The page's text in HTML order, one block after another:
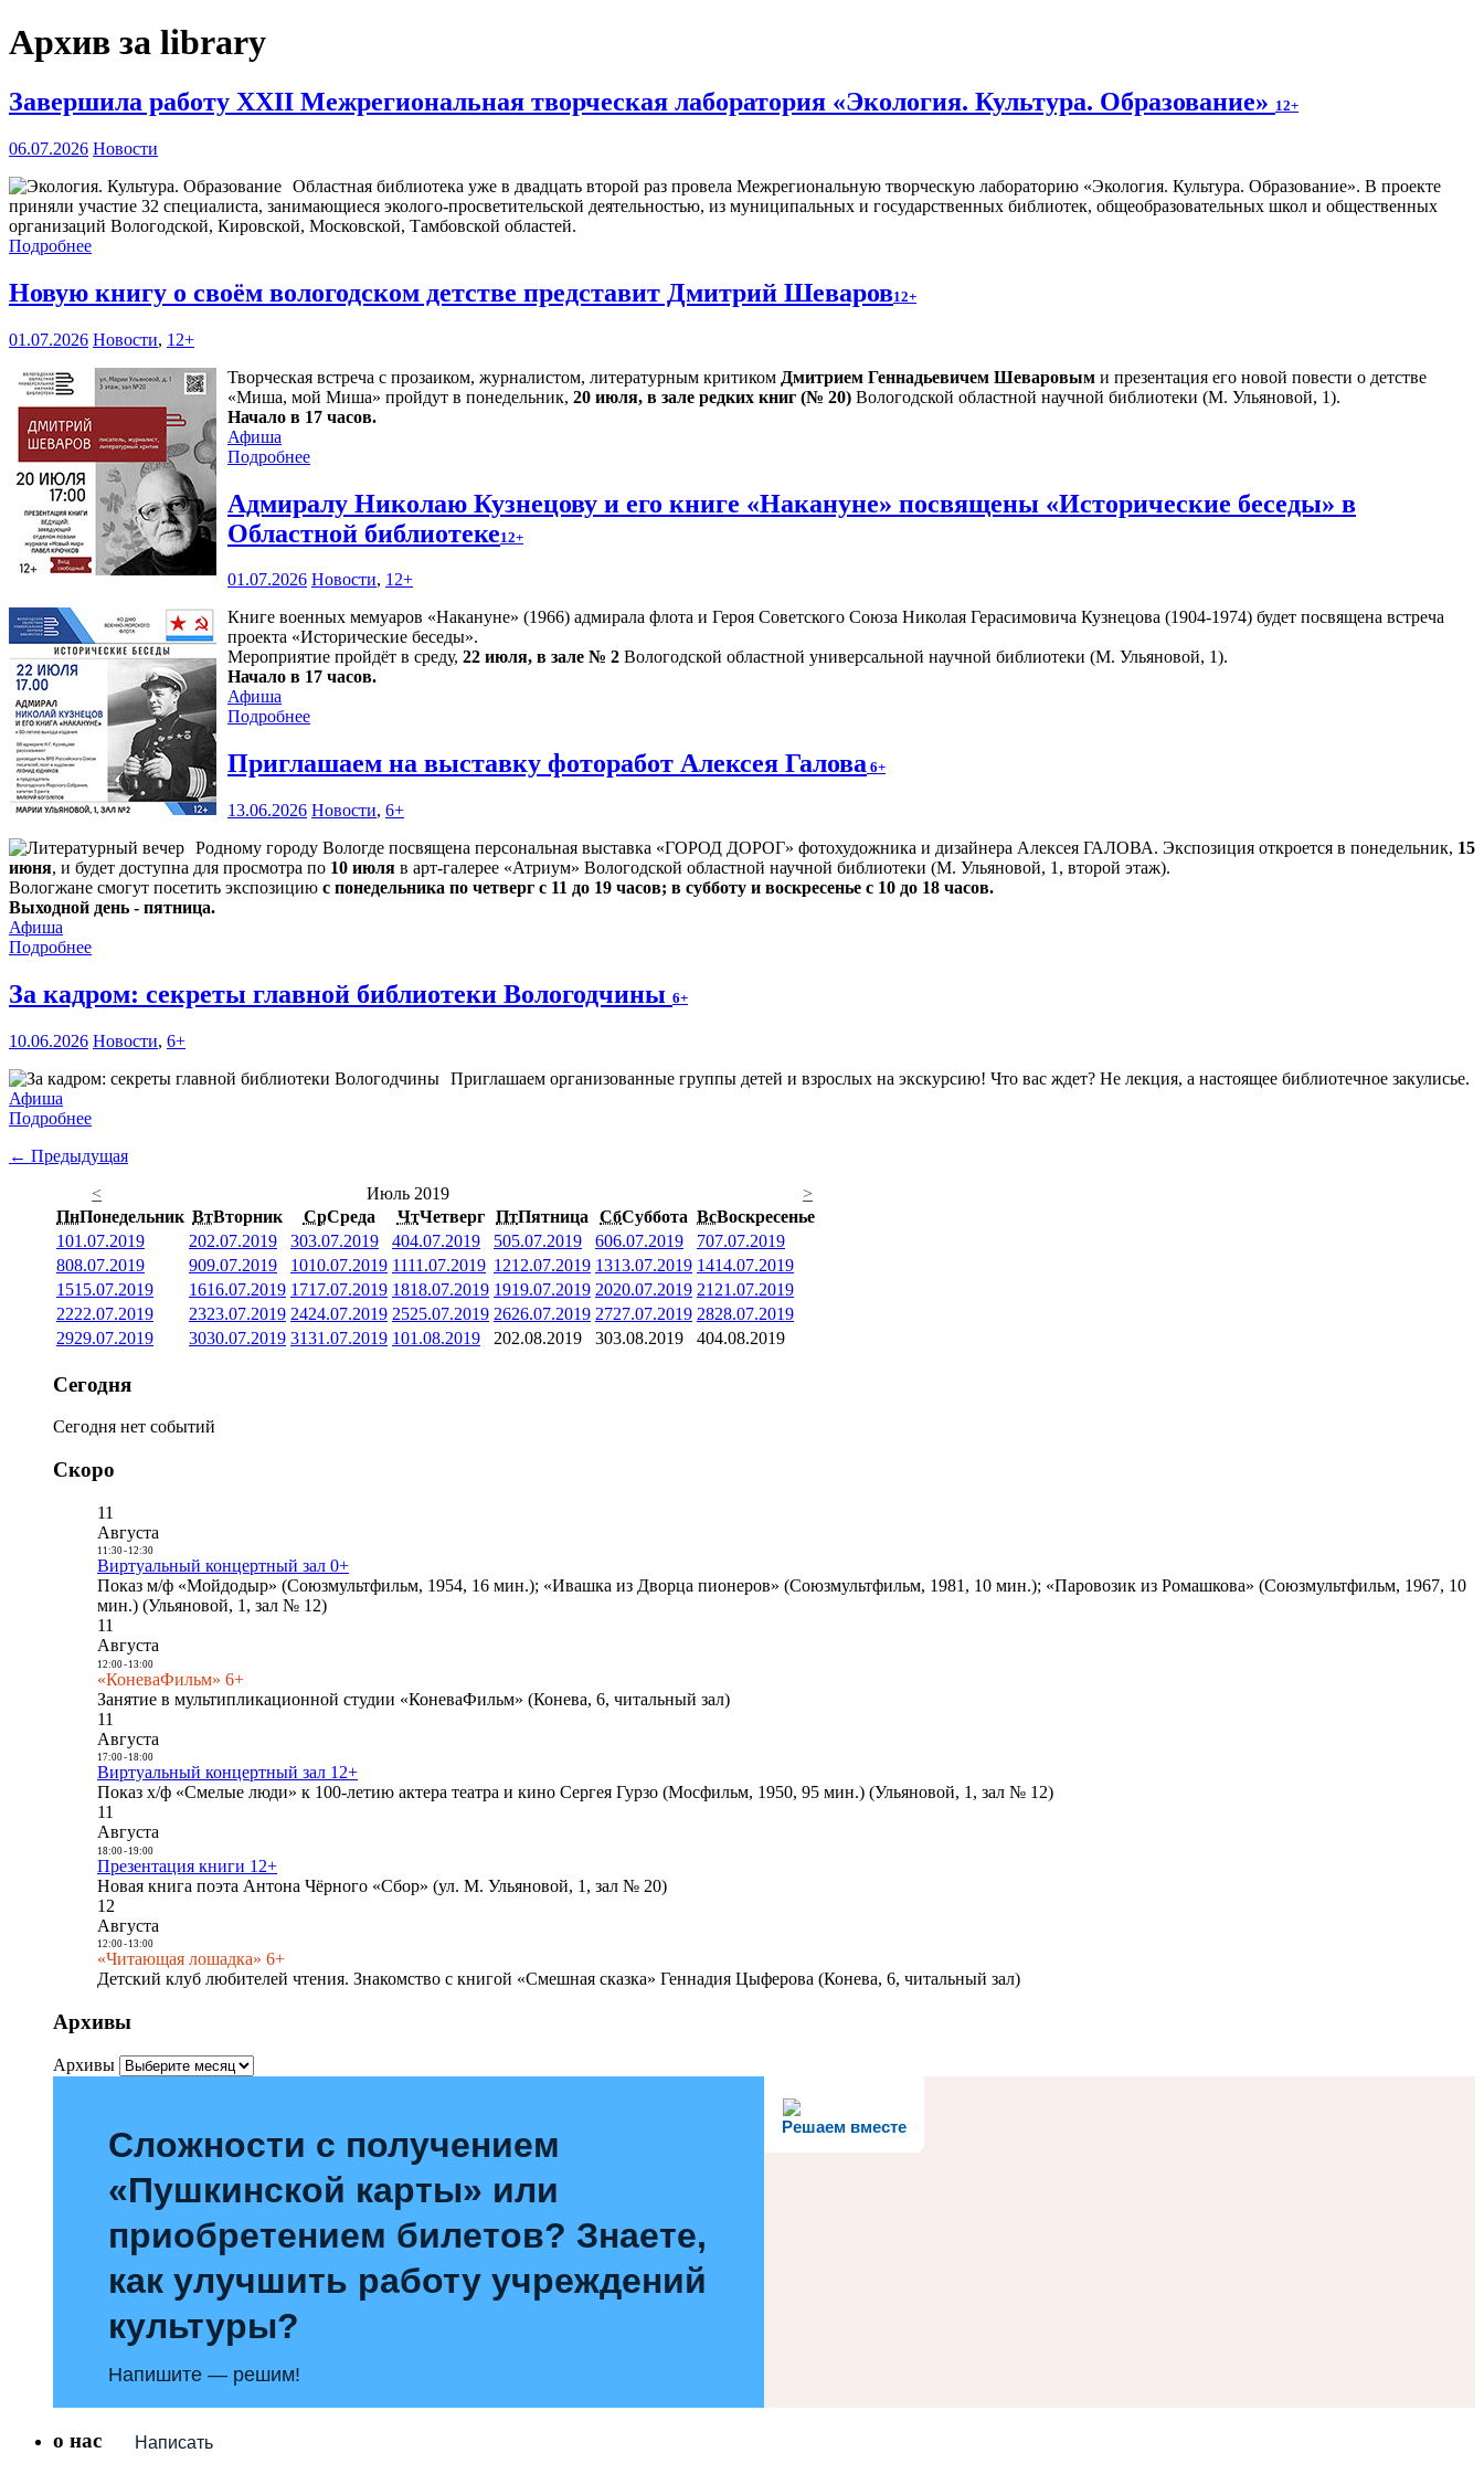
Архив за library
Завершила работу XXII Межрегиональная творческая лаборатория «Экология. Культура. Образование» 12+
06.07.2026 Новости
Областная библиотека уже в двадцать второй раз провела Межрегиональную творческую лабораторию «Экология. Культура. Образование». В проекте
приняли участие 32 специалиста, занимающиеся эколого-просветительской деятельностью, из муниципальных и государственных библиотек, общеобразовательных школ и общественных
организаций Вологодской, Кировской, Московской, Тамбовской областей.
Подробнее
Новую книгу о своём вологодском детстве представит Дмитрий Шеваров12+
01.07.2026 Новости, 12+
Творческая встреча с прозаиком, журналистом, литературным критиком Дмитрием Геннадьевичем Шеваровым и презентация его новой повести о детстве
«Миша, мой Миша» пройдут в понедельник, 20 июля, в зале редких книг (№ 20) Вологодской областной научной библиотеки (М. Ульяновой, 1).
Начало в 17 часов.
Афиша
Подробнее
Адмиралу Николаю Кузнецову и его книге «Накануне» посвящены «Исторические беседы» в
Областной библиотеке12+
01.07.2026 Новости, 12+
Книге военных мемуаров «Накануне» (1966) адмирала флота и Героя Советского Союза Николая Герасимовича Кузнецова (1904-1974) будет посвящена встреча
проекта «Исторические беседы».
Мероприятие пройдёт в среду, 22 июля, в зале № 2 Вологодской областной универсальной научной библиотеки (М. Ульяновой, 1).
Начало в 17 часов.
Афиша
Подробнее
Приглашаем на выставку фоторабот Алексея Галова 6+
13.06.2026 Новости, 6+
Родному городу Вологде посвящена персональная выставка «ГОРОД ДОРОГ» фотохудожника и дизайнера Алексея ГАЛОВА. Экспозиция откроется в понедельник, 15
июня, и будет доступна для просмотра по 10 июля в арт-галерее «Атриум» Вологодской областной научной библиотеки (М. Ульяновой, 1, второй этаж).
Вологжане смогут посетить экспозицию с понедельника по четверг с 11 до 19 часов; в субботу и воскресенье с 10 до 18 часов.
Выходной день - пятница.
Афиша
Подробнее
За кадром: секреты главной библиотеки Вологодчины 6+
10.06.2026 Новости, 6+
Приглашаем организованные группы детей и взрослых на экскурсию! Что вас ждет? Не лекция, а настоящее библиотечное закулисье.
Афиша
Подробнее
← Предыдущая
<
Июль 2019
>
ПнПонедельник ВтВторник СрСреда ЧтЧетверг ПтПятница СбСуббота ВсВоскресенье
101.07.2019 202.07.2019 303.07.2019 404.07.2019 505.07.2019 606.07.2019 707.07.2019
808.07.2019 909.07.2019 1010.07.2019 1111.07.2019 1212.07.2019 1313.07.2019 1414.07.2019
1515.07.2019 1616.07.2019 1717.07.2019 1818.07.2019 1919.07.2019 2020.07.2019 21 21.07.2019
2222.07.2019 2323.07.2019 2424.07.2019 2525.07.2019 2626.07.2019 2727.07.2019 2828.07.2019
2929.07.2019 3030.07.2019 3131.07.2019 101.08.2019 202.08.2019 303.08.2019 404.08.2019
Сегодня
Сегодня нет событий
Скоро
11
Августа
11:30- 12:30
Виртуальный концертный зал 0+
Показ м/ф «Мойдодыр» (Союзмультфильм, 1954, 16 мин.); «Ивашка из Дворца пионеров» (Союзмультфильм, 1981, 10 мин.); «Паровозик из Ромашкова» (Союзмультфильм, 1967, 10
мин.) (Ульяновой, 1, зал № 12)
11
Августа
12:00- 13:00
«КоневаФильм» 6+
Занятие в мультипликационной студии «КоневаФильм» (Конева, 6, читальный зал)
11
Августа
17:00- 18:00
Виртуальный концертный зал 12+
Показ х/ф «Смелые люди» к 100-летию актера театра и кино Сергея Гурзо (Мосфильм, 1950, 95 мин.) (Ульяновой, 1, зал № 12)
11
Августа
18:00- 19:00
Презентация книги 12+
Новая книга поэта Антона Чёрного «Сбор» (ул. М. Ульяновой, 1, зал № 20)
12
Августа
12:00- 13:00
«Читающая лошадка» 6+
Детский клуб любителей чтения. Знакомство с книгой «Смешная сказка» Геннадия Цыферова (Конева, 6, читальный зал)
Архивы
Архивы
Решаем вместе
Сложности с получением
«Пушкинской карты» или
приобретением билетов? Знаете,
как улучшить работу учреждений
культуры?
Напишите — решим!
Написать
о нас